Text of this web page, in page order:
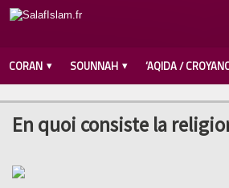
CORAN SOUNNAH ‘AQIDA /
En quoi consiste la